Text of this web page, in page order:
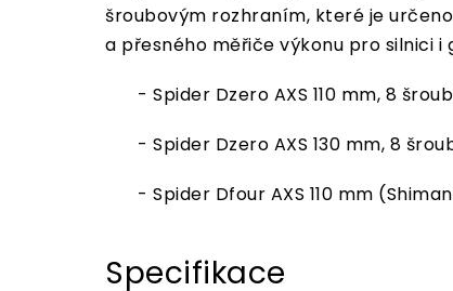
šroubovým rozhraním, které je
a přesného měřiče výkonu pro silnici i
- Spider Dzero AXS 110 mm, 8
- Spider Dzero AXS 130 mm, 8
- Spider Dfour AXS 110 mm
Specifikace